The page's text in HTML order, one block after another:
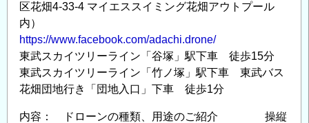
区花畑4-33-4 マイエススイミング花畑アウトプール
内）
https://www.facebook.com/adachi.drone/
東武スカイツリーライン「谷塚」駅下車 徒歩15分
東武スカイツリーライン「竹ノ塚」駅下車 東武バス
花畑団地行き「団地入口」下車 徒歩1分
内容： ドローンの種類、用途のご紹介 操縦